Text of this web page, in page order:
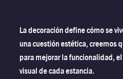
La decoración define cómo se
una cuestión estética, creemos
para mejorar la funcionalidad,
visual de cada estancia.